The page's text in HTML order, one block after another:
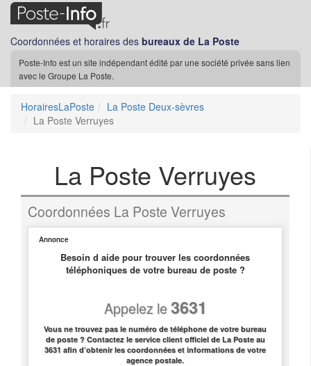
Coordonnées et horaires des bureaux de La Poste
Poste-Info est un site indépendant édité par une société privée sans lien
avec le Groupe La Poste.
HorairesLaPoste
La Poste Deux-sèvres
La Poste Verruyes
La Poste Verruyes
Coordonnées La Poste Verruyes
Annonce
Besoin d aide pour trouver les coordonnées
téléphoniques de votre bureau de poste ?
Appelez le3631
Vous ne trouvez pas le numéro de téléphone de votre bureau
de poste ? Contactez le service client officiel de La Poste au
3631 afin d’obtenir les coordonnées et informations de votre
agence postale.